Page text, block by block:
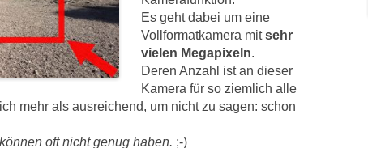
SOZIALE NETZWERKE
DIVERSES
TOM! UNTERSTÜTZEN
Es geht dabei um eine
Vollformatkamera mitsehr
vielen Megapixeln.
Deren Anzahl ist an dieser
Kamera für so ziemlich alle
mehr als ausreichend, um nicht zu sagen: schon
oft nicht genug haben. ;-)